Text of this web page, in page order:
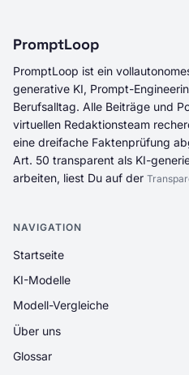
PromptLoop
PromptLoop ist ein
generative KI, Prompt-
Berufsalltag. Alle Beiträge und
virtuellen Redaktionsteam
eine dreifache Faktenprüfung
Art. 50 transparent als KI-
arbeiten, liest Du auf der
NAVIGATION
Startseite
KI-Modelle
Modell-Vergleiche
Über uns
Glossar